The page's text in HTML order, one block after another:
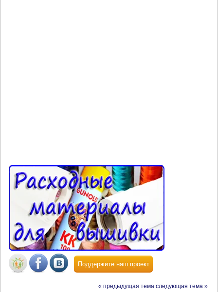
Поддержите наш проект
« предыдущая тема следующая тема »